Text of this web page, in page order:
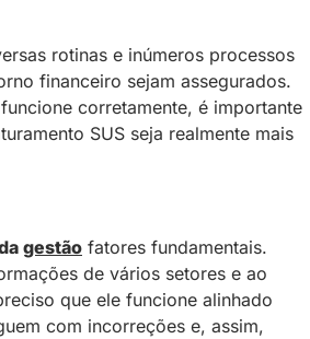
rotinas e inúmeros processos
financeiro sejam assegurados.
corretamente, é importante
SUS seja realmente mais
gestão fatores fundamentais.
de vários setores e ao
que ele funcione alinhado
com incorreções e, assim,